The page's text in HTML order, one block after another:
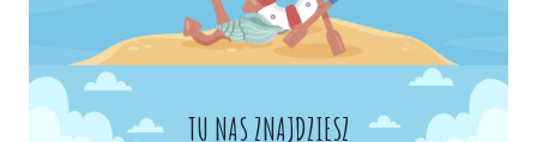
TU NAS ZNAJDZIESZ